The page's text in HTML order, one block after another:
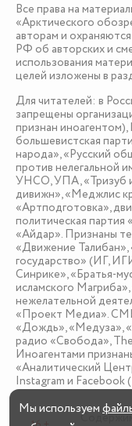
Все права на
«Арктического
авторам и
РФ об авторских и
использования
целей изложены в
Для читателей: в
запрещены
признан
большевистская
народа», «Русский
против нелегальной
УНСО, УПА, «Тризуб
дивижн», «Меджлис
«Артподготовка»,
политическая
«Айдар». Признаны
«Движение
государство» (ИГ,
Синрике», «Братья-
исламского
нежелательной
«Проект Медиа».
«Дождь», «Медуза»,
радио «Свобода»,
Иноагентами
«Аналитический
Instagram и Facebook
Мы используем